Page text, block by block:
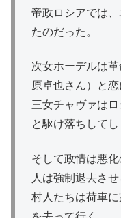
帝政ロシアでは
たのだった。
次女ホーデルは
原卓也さん）と恋
三女チャヴァは
と駆け落ちしてし
そして政情は悪
人は強制退去さ
村人たちは荷車